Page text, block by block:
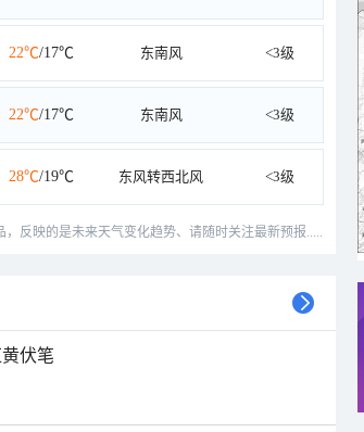
22℃/17℃ 东南风 <3级
22℃/17℃ 东南风 <3级
28℃/19℃ 东风转西北风 <3级
，反映的是未来天气变化趋势、请随时关注最新预报.....
伏笔